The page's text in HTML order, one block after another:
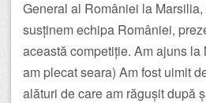
General al României la
susținem echipa României,
această competiție. Am ajuns la
am plecat seara) Am fost uimit
alături de care am răgușit după